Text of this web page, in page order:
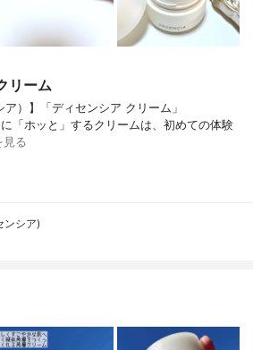
リーム
ア）】「ディセンシア クリーム」
「ホッと」するクリームは、初めての体験
見る
ンシア)